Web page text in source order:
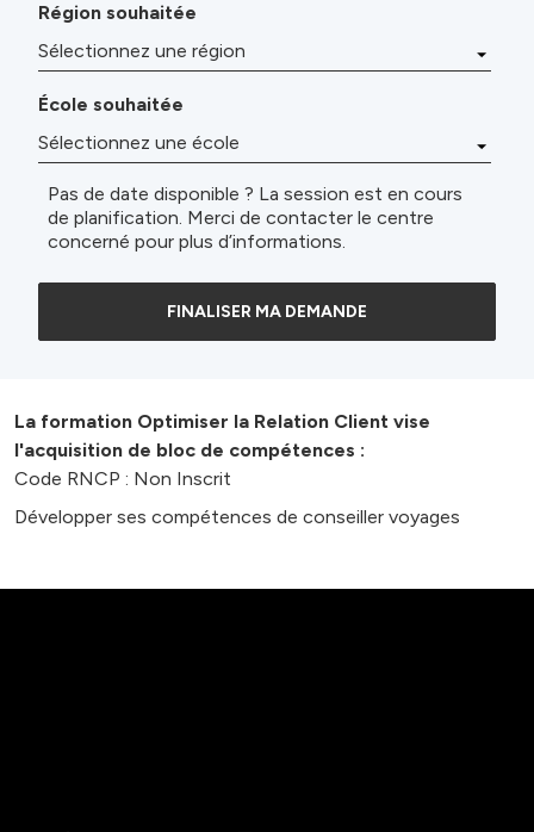
Région souhaitée
École souhaitée
Pas de date disponible ? La session est en cours
de planification. Merci de contacter le centre
concerné pour plus d’informations.
FINALISER MA DEMANDE
La formation Optimiser la Relation Client vise
l'acquisition de bloc de compétences :
Code RNCP : Non Inscrit
Développer ses compétences de conseiller voyages